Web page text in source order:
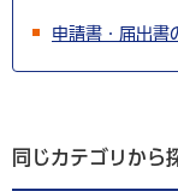
申請書・届出書
同じカテゴリから